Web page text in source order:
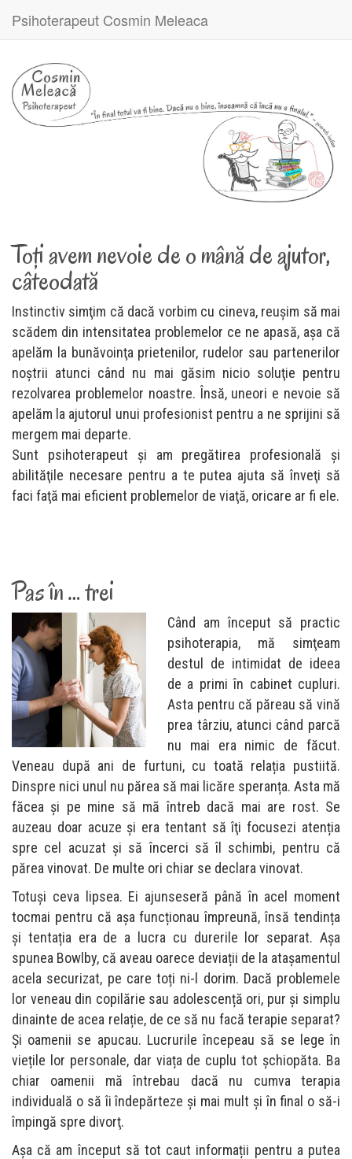
Psihoterapeut Cosmin Meleaca
Toţi avem nevoie de o mână de ajutor,
câteodată
Instinctiv simţim că dacă vorbim cu cineva, reuşim să mai
scădem din intensitatea problemelor ce ne apasă, aşa că
apelăm la bunăvoinţa prietenilor, rudelor sau partenerilor
noştrii atunci când nu mai găsim nicio soluţie pentru
rezolvarea problemelor noastre. Însă, uneori e nevoie să
apelăm la ajutorul unui profesionist pentru a ne sprijini să
mergem mai departe.
Sunt psihoterapeut şi am pregătirea profesională şi
abilităţile necesare pentru a te putea ajuta să înveţi să
faci faţă mai eficient problemelor de viaţă, oricare ar fi ele.
Pas în … trei
Când am început să practic
psihoterapia, mă simţeam
destul de intimidat de ideea
de a primi în cabinet cupluri.
Asta pentru că păreau să vină
prea târziu, atunci când parcă
nu mai era nimic de făcut.
Veneau după ani de furtuni, cu toată relația pustiită.
Dinspre nici unul nu părea să mai licăre speranța. Asta mă
făcea și pe mine să mă întreb dacă mai are rost. Se
auzeau doar acuze și era tentant să îţi focusezi atenția
spre cel acuzat și să încerci să îl schimbi, pentru că
părea vinovat. De multe ori chiar se declara vinovat.
Totuși ceva lipsea. Ei ajunseseră până în acel moment
tocmai pentru că aşa funcționau împreună, însă tendința
şi tentația era de a lucra cu durerile lor separat. Aşa
spunea Bowlby, că aveau oarece deviații de la atașamentul
acela securizat, pe care toți ni-l dorim. Dacă problemele
lor veneau din copilărie sau adolescență ori, pur și simplu
dinainte de acea relație, de ce să nu facă terapie separat?
Și oamenii se apucau. Lucrurile începeau să se lege în
viețile lor personale, dar viața de cuplu tot șchiopăta. Ba
chiar oamenii mă întrebau dacă nu cumva terapia
individuală o să îi îndepărteze și mai mult și în final o să-i
împingă spre divorţ.
Așa că am început să tot caut informații pentru a putea